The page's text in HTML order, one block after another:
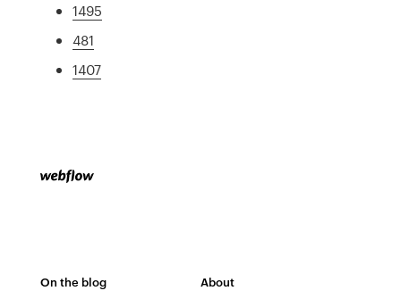
1495
481
1407
On the blog About